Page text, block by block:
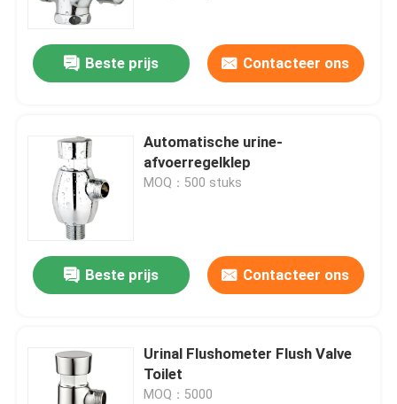
Producten
Videos
Over ons
Kwaliteitscontrole
Beste prijs Contacteer ons
Automatische urine-
afvoerregelklep
MOQ：500 stuks
Beste prijs Contacteer ons
Urinal Flushometer Flush Valve
Toilet
MOQ：5000